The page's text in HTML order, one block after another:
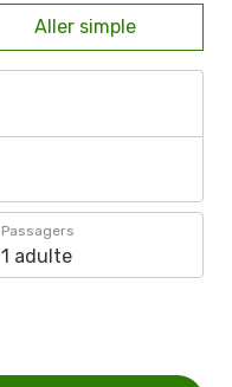
Aller simple
Passagers
1 adulte